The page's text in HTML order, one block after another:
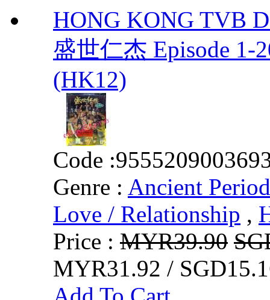
HONG KONG TVB
盛世仁杰 Episode 1-
(HK12)
Code :
Genre : Ancient Period
Love / Relationship ,
Price : MYR39.90
MYR31.92 /